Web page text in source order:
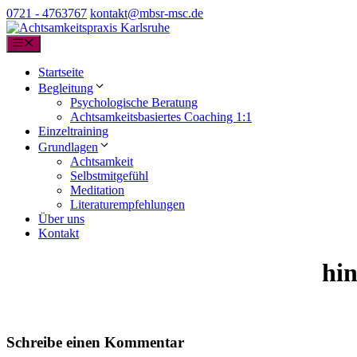
Zum
Inhalt
springen
0721 - 4763767 ed.csm-rsbm@tkatnok
Startseite
Begleitung
Psychologische Beratung
Achtsamkeitsbasiertes Coaching 1:1
Einzeltraining
Grundlagen
Achtsamkeit
Selbstmitgefühl
Meditation
Literaturempfehlungen
Über uns
Kontakt
Schreibe einen Kommentar